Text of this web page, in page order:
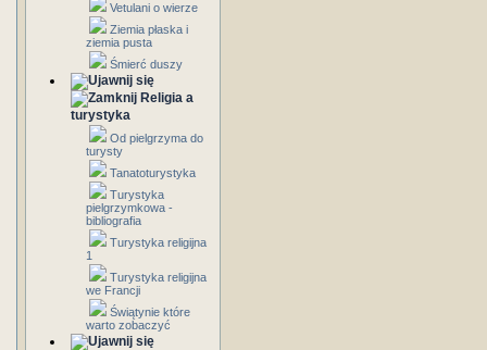
Vetulani o wierze
Ziemia płaska i
ziemia pusta
Śmierć duszy
Religia a
turystyka
Od pielgrzyma do
turysty
Tanatoturystyka
Turystyka
pielgrzymkowa -
bibliografia
Turystyka religijna
1
Turystyka religijna
we Francji
Świątynie które
warto zobaczyć